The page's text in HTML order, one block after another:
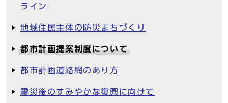
ライン
地域住民主体の防災まちづくり
都市計画提案制度について
都市計画道路網のあり方
震災後のすみやかな復興に向けて